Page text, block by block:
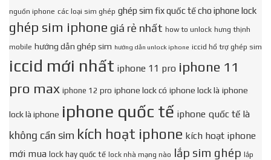
nguồn iphone các loại sim ghép ghép sim fix quốc tế cho iphone lock
ghép sim iphone giá rẻ nhất how to unlock hưng thịnh
mobile hướng dẫn ghép sim hướng dẫn unlock iphone iccid hổ trợ ghép sim
iccid mới nhất iphone 11 pro iphone 11
pro max iphone 12 pro iphone lock có iphone lock là iphone
lock là iphone iphone quốc tế iphone quốc tế là
không cần sim kích hoạt iphone kích hoạt iphone
mới mua lock hay quốc tế lock nhà mạng nào lắp sim ghép lắp